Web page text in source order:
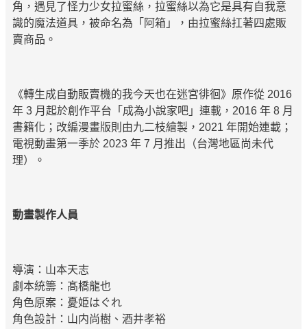
角，遇見了怪力少女拉蜜絲，拉蜜絲以為它是具有自我意
識的魔法道具，被命名為「阿箱」，由拉蜜絲扛著四處販
賣商品。
《轉生成自動販賣機的我今天也在迷宮徘徊》原作從 2016
年 3 月起於創作平台「成為小說家吧」連載，2016 年 8 月
書籍化；改編漫畫版則由九二枝繪製，2021 年開始連載；
電視動畫第一季於 2023 年 7 月推出（台灣地區尚未代
理）。
動畫製作人員
導演：山本天志
劇本統籌：髙橋龍也
角色原案：憂姫はぐれ
角色設計：山内尚樹、酒井孝裕